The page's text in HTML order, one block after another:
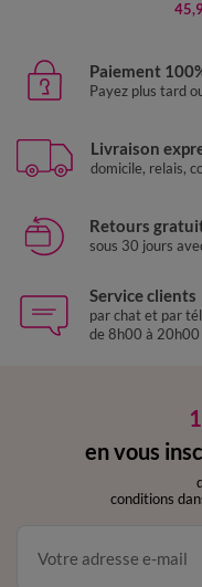
Paiement
Payez plus tard
Livraison
domicile, relais,
Retours
sous 30 jours
Service clients
par chat et par
de 8h00 à 20h00
en vous
conditions